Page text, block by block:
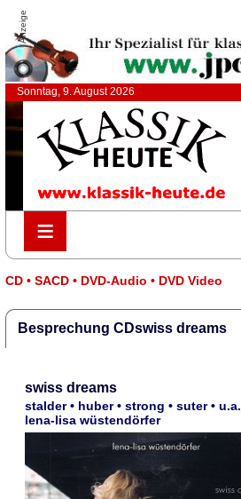
Anzeige
Sonntag, 9. August 2026
≡
≡
CD • SACD • DVD-Audio • DVD Video
Besprechung CDswiss dreams
swiss dreams
stalder • huber • strong • suter • u.a.
lena-lisa wüstendörfer